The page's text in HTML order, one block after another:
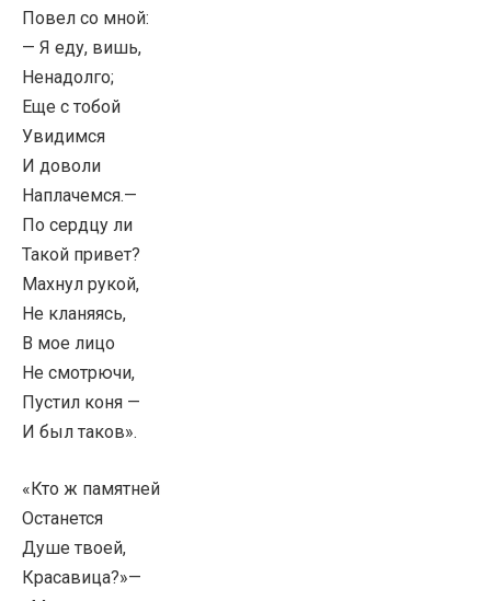
Повел со мной:
— Я еду, вишь,
Ненадолго;
Еще с тобой
Увидимся
И доволи
Наплачемся.—
По сердцу ли
Такой привет?
Махнул рукой,
Не кланяясь,
В мое лицо
Не смотрючи,
Пустил коня —
И был таков».
«Кто ж памятней
Останется
Душе твоей,
Красавица?»—